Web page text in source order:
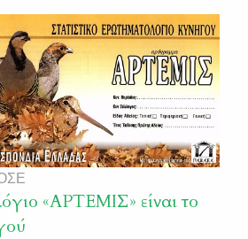
Συνομοσπονδίας Ελλάδας και
Στερεάς Ελλάδας και
περιοχή της Βαρυμπόμπης, για να
ενός νέου δάσους […]
«ΑΡΤΕΜΙΣ» είναι το